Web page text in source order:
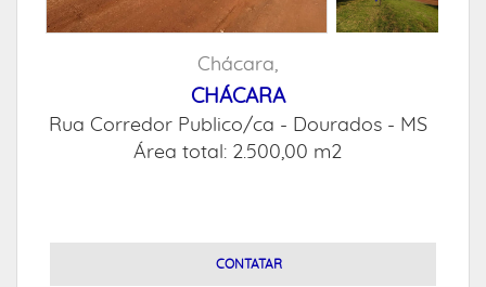
Chácara,
CHÁCARA
Rua Corredor Publico/ca - Dourados - MS
Área total: 2.500,00 m2
CONTATAR